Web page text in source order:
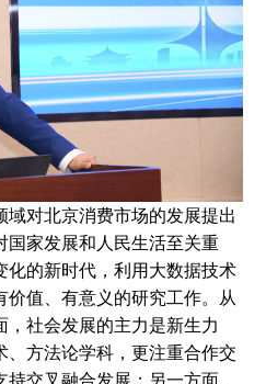
域对北京消费市场的发展提出
国家发展和人民生活至关重
化的新时代，利用大数据技术
价值、有意义的研究工作。从
，社会发展的主力是新生力
、方法论学科，更注重合作交
交叉融合发展；另一方面，